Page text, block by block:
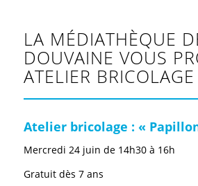
LA MÉDIATHÈQUE
DOUVAINE VOUS
ATELIER BRICOLAGE
Atelier bricolage : «
Mercredi 24 juin de 14h30 à 16h
Gratuit dès 7 ans